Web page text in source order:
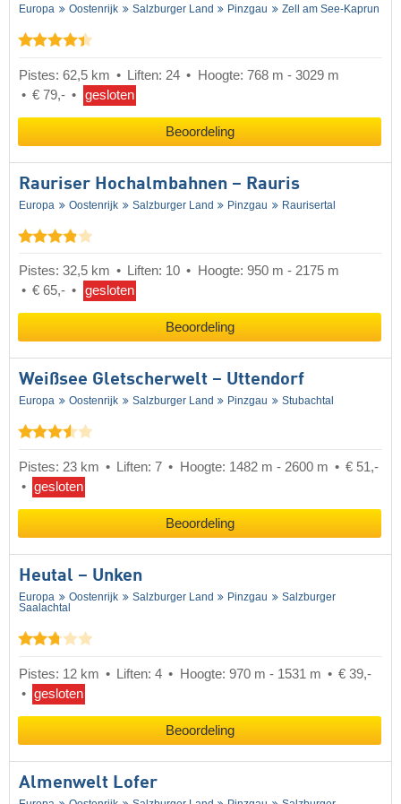
Europa Oostenrijk Salzburger Land Pinzgau Zell am See-Kaprun
Pistes: 62,5 km Liften: 24
Hoogte: 768 m - 3029 m
€ 79,-
gesloten
Beoordeling
Rauriser Hochalmbahnen – Rauris
Europa Oostenrijk Salzburger Land Pinzgau Raurisertal
Pistes: 32,5 km Liften: 10
Hoogte: 950 m - 2175 m
€ 65,-
gesloten
Beoordeling
Weißsee Gletscherwelt – Uttendorf
Europa Oostenrijk Salzburger Land Pinzgau Stubachtal
Pistes: 23 km Liften: 7 Hoogte: 1482 m - 2600 m
€ 51,-
gesloten
Beoordeling
Heutal – Unken
Europa Oostenrijk Salzburger Land Pinzgau
Salzburger
Saalachtal
Pistes: 12 km Liften: 4 Hoogte: 970 m - 1531 m
€ 39,-
gesloten
Beoordeling
Almenwelt Lofer